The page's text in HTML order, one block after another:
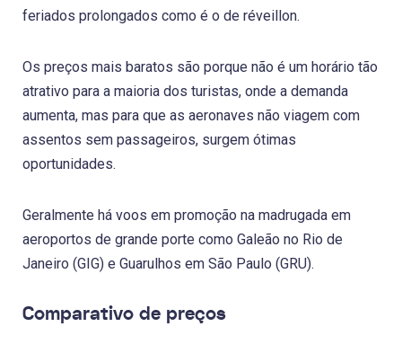
feriados prolongados como é o de réveillon.
Os preços mais baratos são porque não é um horário tão
atrativo para a maioria dos turistas, onde a demanda
aumenta, mas para que as aeronaves não viagem com
assentos sem passageiros, surgem ótimas
oportunidades.
Geralmente há voos em promoção na madrugada em
aeroportos de grande porte como Galeão no Rio de
Janeiro (GIG) e Guarulhos em São Paulo (GRU).
Comparativo de preços